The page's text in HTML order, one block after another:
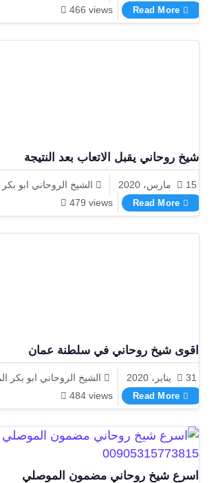
466 views
Read More
اشهر شيخ روحاني لجلب الحبيب الموصلي
شيخ روحاني يقبل الاتعاب بعد النتيجة
15 مارس، 2020
الشيخ الروحاني ابو
479 views
Read More
شيخ روحاني يقبل الاتعاب بعد النتيجة
اقوى شيخ روحاني في سلطنة عمان
31 يناير، 2020
الشيخ الروحاني ابو بكر
484 views
Read More
اقوى شيخ روحاني في سلطنة عمان
اسرع شيخ روحاني مضمون الموصلي